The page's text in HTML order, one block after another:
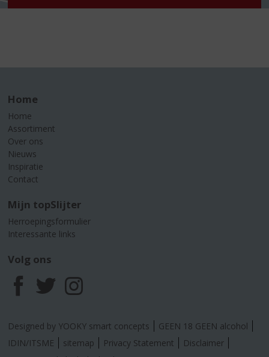
Home
Home
Assortiment
Over ons
Nieuws
Inspiratie
Contact
Mijn topSlijter
Herroepingsformulier
Interessante links
Volg ons
F
a
c
T
w
i
I
n
s
Designed by YOOKY smart concepts
GEEN 18 GEEN alcohol
IDIN/ITSME
sitemap Privacy Statement
Disclaimer